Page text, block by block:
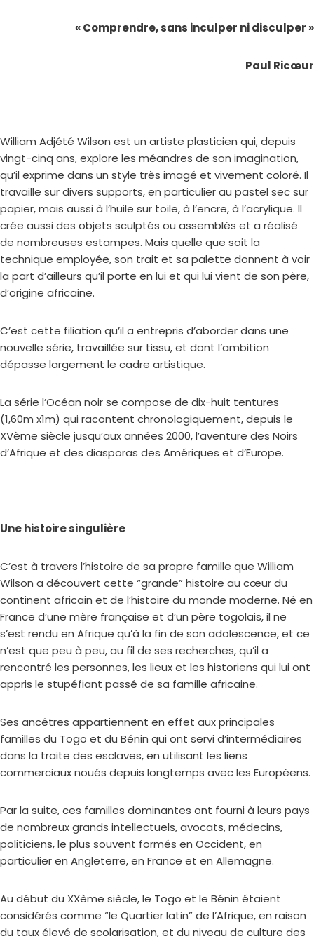
« Comprendre, sans inculper ni disculper »
Paul Ricœur
William Adjété Wilson est un artiste plasticien qui, depuis
vingt-cinq ans, explore les méandres de son imagination,
qu’il exprime dans un style très imagé et vivement coloré. Il
travaille sur divers supports, en particulier au pastel sec sur
papier, mais aussi à l’huile sur toile, à l’encre, à l’acrylique. Il
crée aussi des objets sculptés ou assemblés et a réalisé
de nombreuses estampes. Mais quelle que soit la
technique employée, son trait et sa palette donnent à voir
la part d’ailleurs qu’il porte en lui et qui lui vient de son père,
d’origine africaine.
C’est cette filiation qu’il a entrepris d’aborder dans une
nouvelle série, travaillée sur tissu, et dont l’ambition
dépasse largement le cadre artistique.
La série l’Océan noir se compose de dix-huit tentures
(1,60m x1m) qui racontent chronologiquement, depuis le
XVème siècle jusqu’aux années 2000, l’aventure des Noirs
d’Afrique et des diasporas des Amériques et d’Europe.
Une histoire singulière
C’est à travers l’histoire de sa propre famille que William
Wilson a découvert cette “grande” histoire au cœur du
continent africain et de l’histoire du monde moderne. Né en
France d’une mère française et d’un père togolais, il ne
s’est rendu en Afrique qu’à la fin de son adolescence, et ce
n’est que peu à peu, au fil de ses recherches, qu’il a
rencontré les personnes, les lieux et les historiens qui lui ont
appris le stupéfiant passé de sa famille africaine.
Ses ancêtres appartiennent en effet aux principales
familles du Togo et du Bénin qui ont servi d’intermédiaires
dans la traite des esclaves, en utilisant les liens
commerciaux noués depuis longtemps avec les Européens.
Par la suite, ces familles dominantes ont fourni à leurs pays
de nombreux grands intellectuels, avocats, médecins,
politiciens, le plus souvent formés en Occident, en
particulier en Angleterre, en France et en Allemagne.
Au début du XXème siècle, le Togo et le Bénin étaient
considérés comme “le Quartier latin” de l’Afrique, en raison
du taux élevé de scolarisation, et du niveau de culture des